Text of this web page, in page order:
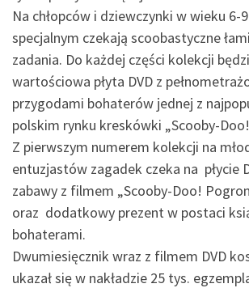
Na chłopców i dziewczynki w wieku 6-
specjalnym czekają scoobastyczne
zadania. Do każdej części kolekcji
wartościowa płyta DVD z
przygodami bohaterów jednej z
polskim rynku kreskówki „Scooby-
Z pierwszym numerem kolekcji na
entuzjastów zagadek czeka na płycie
zabawy z filmem „Scooby-Doo!
oraz dodatkowy prezent w postaci
bohaterami.
Dwumiesięcznik wraz z filmem DVD
ukazał się w nakładzie 25 tys.